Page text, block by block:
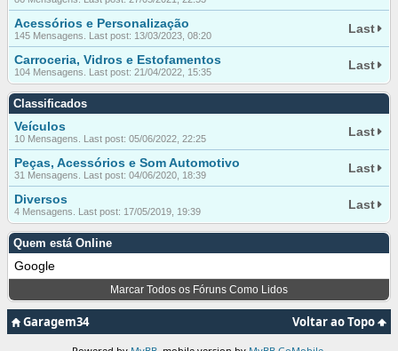
Acessórios e Personalização
145 Mensagens. Last post: 13/03/2023, 08:20 Last
Carroceria, Vidros e Estofamentos
104 Mensagens. Last post: 21/04/2022, 15:35 Last
Classificados
Veículos
10 Mensagens. Last post: 05/06/2022, 22:25 Last
Peças, Acessórios e Som Automotivo
31 Mensagens. Last post: 04/06/2020, 18:39 Last
Diversos
4 Mensagens. Last post: 17/05/2019, 19:39 Last
Quem está Online
Google
Marcar Todos os Fóruns Como Lidos
Voltar ao Topo
Garagem34